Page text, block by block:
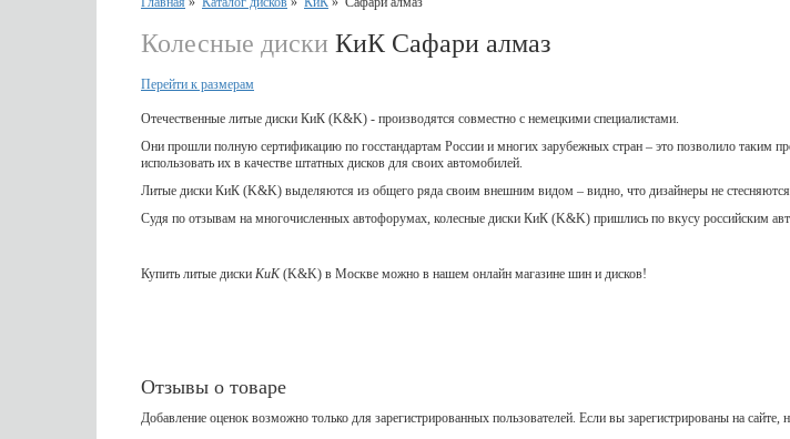
Колесные диски КиК Сафари алмаз
Перейти к размерам
Отечественные литые диски КиК (K&K) - производятся совместно с немецкими специалистами.
Они прошли полную сертификацию по госстандартам России и многих зарубежных стран – это позволило таким
использовать их в качестве штатных дисков для своих автомобилей.
Литые диски КиК (K&K) выделяются из общего ряда своим внешним видом – видно, что дизайнеры не стесняются
Судя по отзывам на многочисленных автофорумах, колесные диски КиК (K&K) пришлись по вкусу российским
Купить литые диски КиК(K&K) в Москве можно в нашем онлайн магазине шин и дисков!
Отзывы о товаре
Добавление оценок возможно только для зарегистрированных пользователей. Если вы зарегистрированы на